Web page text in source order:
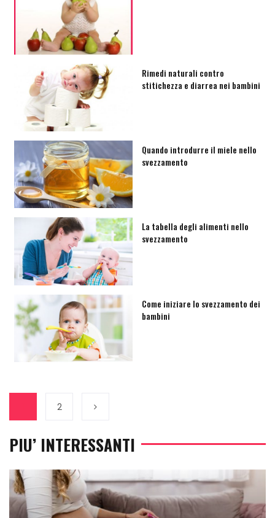
Rimedi naturali contro
stitichezza e diarrea nei bambini
Quando introdurre il miele nello
svezzamento
La tabella degli alimenti nello
svezzamento
Come iniziare lo svezzamento dei
bambini
2
PIU’ INTERESSANTI